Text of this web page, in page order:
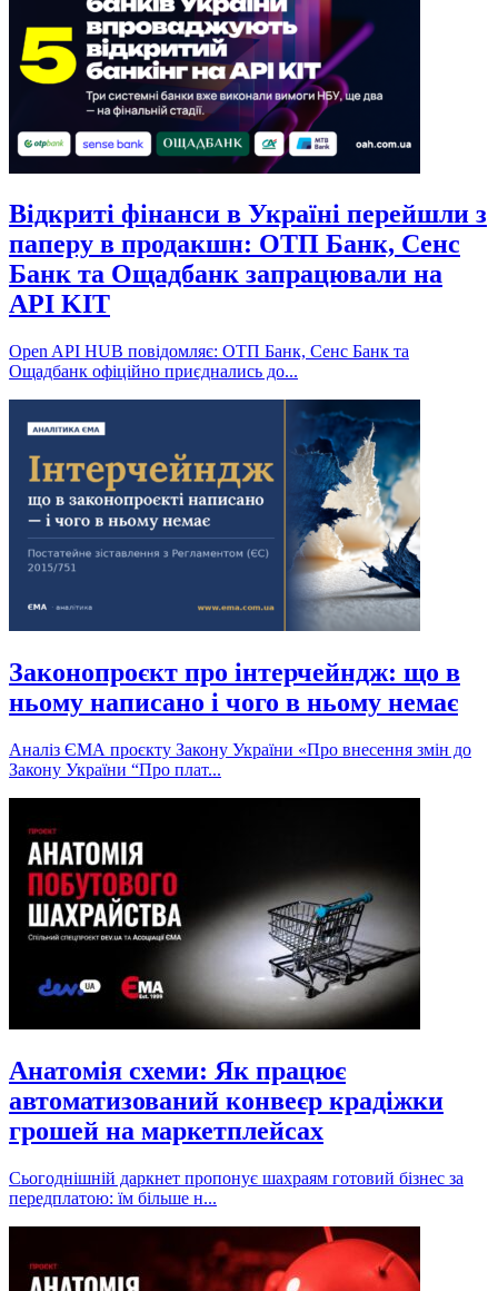
Відкриті фінанси в Україні перейшли з
паперу в продакшн: ОТП Банк, Сенс
Банк та Ощадбанк запрацювали на
API KIT
Open API HUB повідомляє: ОТП Банк, Сенс Банк та
Ощадбанк офіційно приєднались до...
Законопроєкт про інтерчейндж: що в
ньому написано і чого в ньому немає
Аналіз ЄМА проєкту Закону України «Про внесення змін до
Закону України “Про плат...
Анатомія схеми: Як працює
автоматизований конвеєр крадіжки
грошей на маркетплейсах
Сьогоднішній даркнет пропонує шахраям готовий бізнес за
передплатою: їм більше н...